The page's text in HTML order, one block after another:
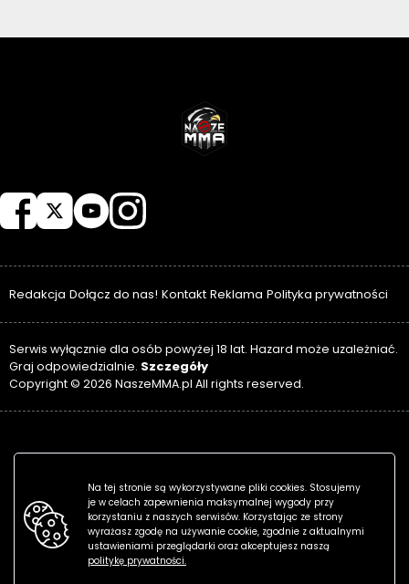
Redakcja Dołącz do nas! Kontakt Reklama Polityka prywatności
Serwis wyłącznie dla osób powyżej 18 lat. Hazard może uzależniać.
Graj odpowiedzialnie. Szczegóły
Copyright © 2026 NaszeMMA.pl All rights reserved.
Na tej stronie są wykorzystywane pliki cookies. Stosujemy
je w celach zapewnienia maksymalnej wygody przy
korzystaniu z naszych serwisów. Korzystając ze strony
wyrażasz zgodę na używanie cookie, zgodnie z aktualnymi
ustawieniami przeglądarki oraz akceptujesz naszą
politykę prywatności.